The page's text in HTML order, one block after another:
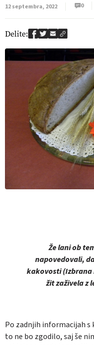
12 septembra, 2022
0
Delite:
Že lani ob
napovedovali,
kakovosti (Izbrana
žit zaživela z
Po zadnjih informacijah
to ne bo zgodilo, saj še